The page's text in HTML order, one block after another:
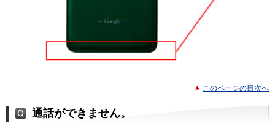
このページの目次へ
通話ができません。